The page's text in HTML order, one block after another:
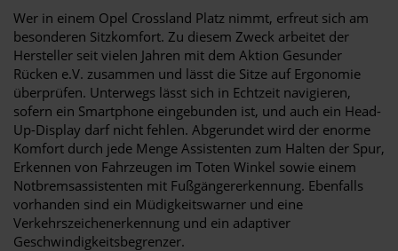
Wer in einem Opel Crossland Platz nimmt, erfreut sich am
besonderen Sitzkomfort. Zu diesem Zweck arbeitet der
Hersteller seit vielen Jahren mit dem Aktion Gesunder
Rücken e.V. zusammen und lässt die Sitze auf Ergonomie
überprüfen. Unterwegs lässt sich in Echtzeit navigieren,
sofern ein Smartphone eingebunden ist, und auch ein Head-
Up-Display darf nicht fehlen. Abgerundet wird der enorme
Komfort durch jede Menge Assistenten zum Halten der Spur,
Erkennen von Fahrzeugen im Toten Winkel sowie einem
Notbremsassistenten mit Fußgängererkennung. Ebenfalls
vorhanden sind ein Müdigkeitswarner und eine
Verkehrszeichenerkennung und ein adaptiver
Geschwindigkeitsbegrenzer.